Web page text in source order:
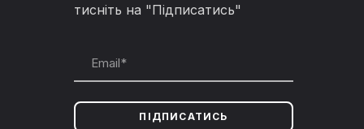
тисніть на "Підписатись"
ПІДПИСАТИСЬ